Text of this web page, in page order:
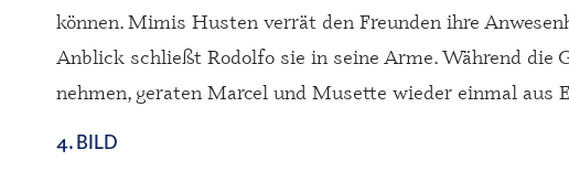
können. Mimis Husten verrät den Freunden ihre
Anblick schließt Rodolfo sie in seine Arme. Während die
nehmen, geraten Marcel und Musette wieder einmal aus
4. BILD